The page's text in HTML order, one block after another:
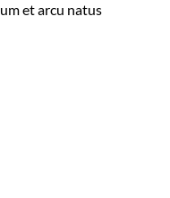
et arcu natus